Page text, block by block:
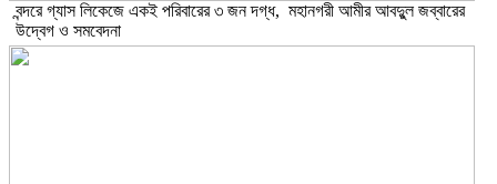
বন্দরে গ্যাস লিকেজে একই পরিবারের ৩ জন দগ্ধ, মহানগরী আমীর আবদুুল জব্বারের
উদ্বেগ ও সমবেদনা